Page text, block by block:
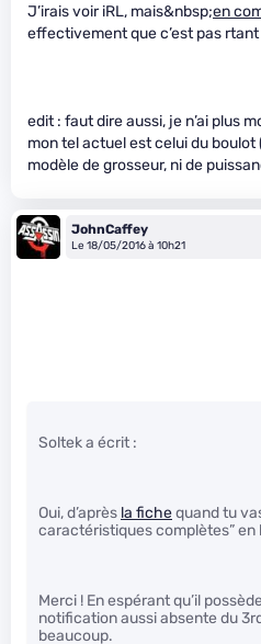
J’irais voir iRL, mais&nbsp;en
effectivement que c’est pas
edit : faut dire aussi, je n’ai plus
mon tel actuel est celui du boulot
modèle de grosseur, ni de
JohnCaffey
Le 18/05/2016 à 10h21
Soltek a écrit :
Oui, d’après la fichequand tu
caractéristiques complètes” en
Merci ! En espérant qu’il
notification aussi absente du
beaucoup.